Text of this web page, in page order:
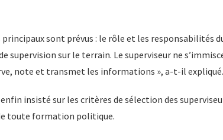
principaux sont prévus : le rôle et les responsabilités
supervision sur le terrain. Le superviseur ne
note et transmet les informations », a-t-il expliqué.
insisté sur les critères de sélection des
toute formation politique.